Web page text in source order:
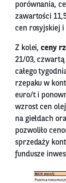
porównania,
zawartości
cen rosyjskiej i
Z kolei,ceny
21/03,
całego
rzepaku w
euro/t i
wzrost cen
na giełdach
pozwoliło
sprzedaży
fundusze